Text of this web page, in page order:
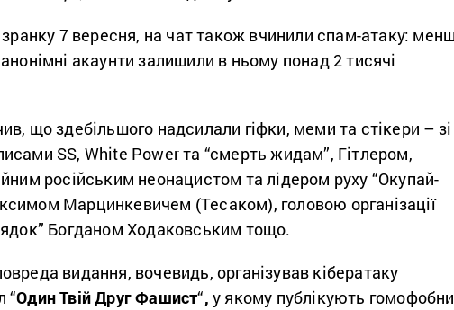
зранку 7 вересня, на чат також вчинили спам-атаку:
акаунти залишили в ньому понад 2 тисячі
що здебільшого надсилали гіфки, меми та стікери – зі
SS, White Power та “смерть жидам”, Гітлером,
російським неонацистом та лідером руху “Окупай-
Марцинкевичем (Тесаком), головою організації
Богданом Ходаковським тощо.
видання, вочевидь, організував кібератаку
“Один Твій Друг Фашист“, у якому публікують